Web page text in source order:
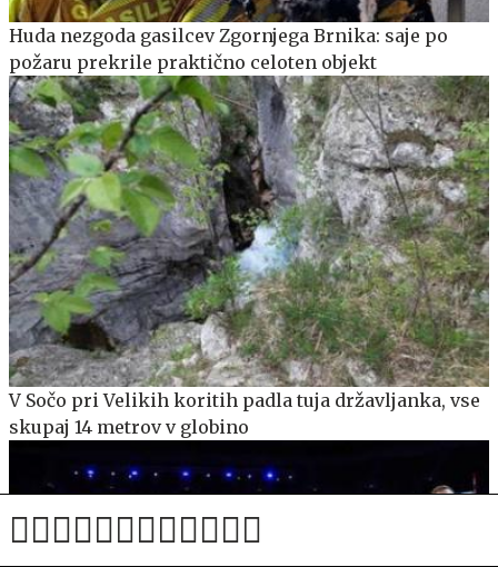
Huda nezgoda gasilcev Zgornjega Brnika: saje po
požaru prekrile praktično celoten objekt
V Sočo pri Velikih koritih padla tuja državljanka, vse
skupaj 14 metrov v globino